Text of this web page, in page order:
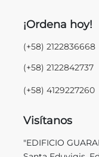
¡Ordena hoy!
(+58) 2122836668
(+58) 2122842737
(+58) 4129227260
Visítanos
"EDIFICIO